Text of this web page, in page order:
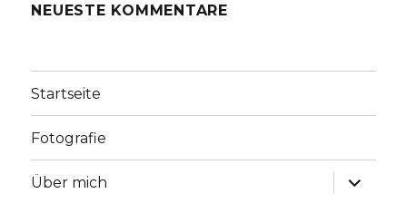
NEUESTE KOMMENTARE
Startseite
Fotografie
Über mich